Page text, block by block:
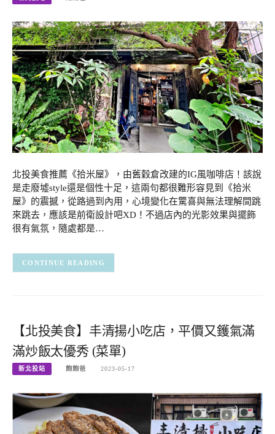
北投美食推薦《拾米屋》，由舊穀倉改建的IG風咖啡店！該說
是走廢墟style還是個性十足，這兩句都很難形容見到《拾米
屋》的震撼，從路過到內用，心境變化在驚喜與無法理解間跳
來跳去，應該是前衛設計吧XD！不過店內的光影效果與擺飾
很有氣氛，隨處都是…
CONTINUE READING
【北投美食】丰清揚小吃店，平價又鑊氣滿
滿炒飯太優秀 (菜單)
新北投站 飽飽爸 2023-05-17